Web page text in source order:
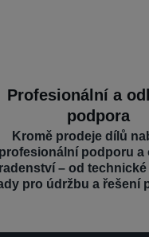
Profesionální a
podpora
Kromě prodeje dílů
profesionální podporu a
– od
pro údržbu a řešení